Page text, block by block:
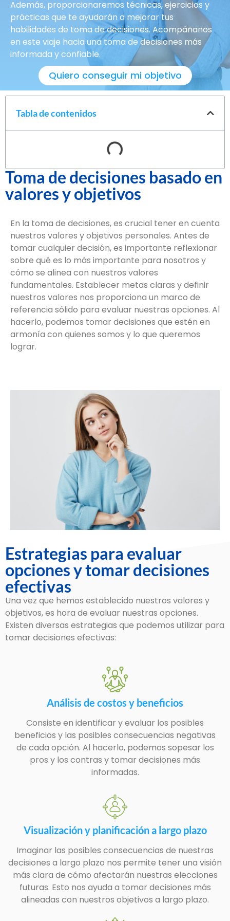
Además, proporcionaremos técnicas, ejercicios y
prácticas que te ayudarán a mejorar tus
habilidades de toma de decisiones. Acompáñanos
en este viaje hacia una toma de decisiones más
informada y confiable.
Quiero conseguir mi objetivo
Tabla de contenidos
Toma de decisiones basado en
valores y objetivos
En la toma de decisiones, es crucial tener en cuenta
nuestros valores y objetivos personales. Antes de
tomar cualquier decisión, es importante reflexionar
sobre qué es lo más importante para nosotros y
cómo se alinea con nuestros valores
fundamentales. Establecer metas claras y definir
nuestros valores nos proporciona un marco de
referencia sólido para evaluar nuestras opciones. Al
hacerlo, podemos tomar decisiones que estén en
armonía con quienes somos y lo que queremos
lograr.
Estrategias para evaluar
opciones y tomar decisiones
efectivas
Una vez que hemos establecido nuestros valores y
objetivos, es hora de evaluar nuestras opciones.
Existen diversas estrategias que podemos utilizar para
tomar decisiones efectivas:
Análisis de costos y beneficios
Consiste en identificar y evaluar los posibles
beneficios y las posibles consecuencias negativas
de cada opción. Al hacerlo, podemos sopesar los
pros y los contras y tomar decisiones más
informadas.
Visualización y planificación a largo plazo
Imaginar las posibles consecuencias de nuestras
decisiones a largo plazo nos permite tener una visión
más clara de cómo afectarán nuestras elecciones
futuras. Esto nos ayuda a tomar decisiones más
alineadas con nuestros objetivos a largo plazo.